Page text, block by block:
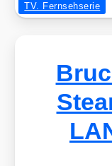
TV. Fernsehserie